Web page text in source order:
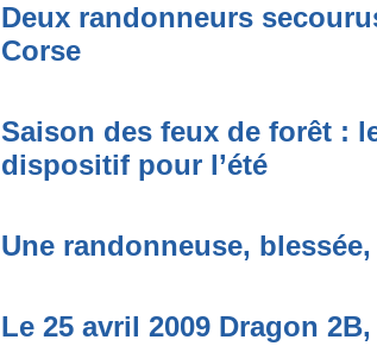
Deux randonneurs
Corse
Saison des feux de forêt :
dispositif pour l’été
Une randonneuse,
Le 25 avril 2009 Dragon